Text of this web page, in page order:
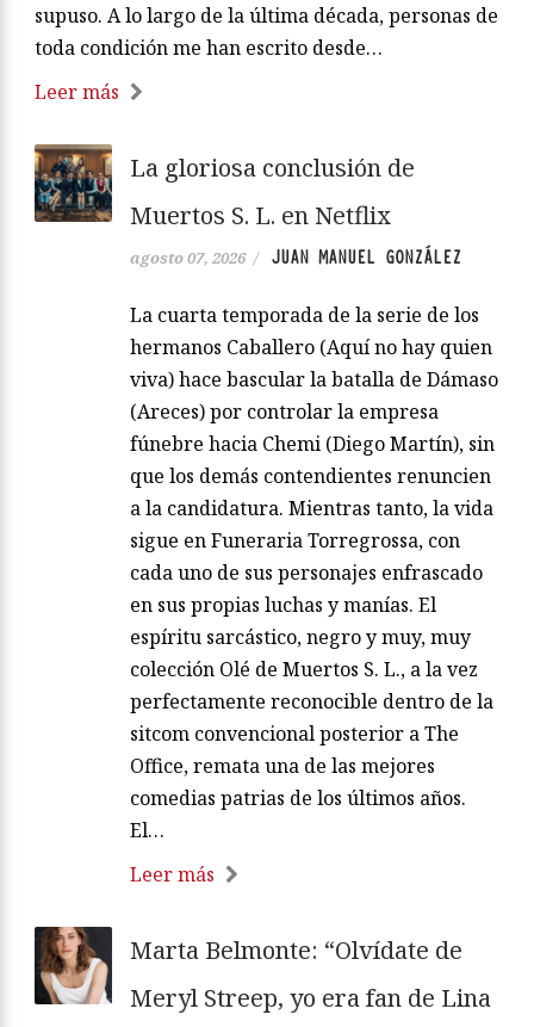
supuso. A lo largo de la última década, personas de
toda condición me han escrito desde…
Leer más
La gloriosa conclusión de
Muertos S. L. en Netflix
agosto 07, 2026 / JUAN MANUEL GONZÁLEZ
La cuarta temporada de la serie de los
hermanos Caballero (Aquí no hay quien
viva) hace bascular la batalla de Dámaso
(Areces) por controlar la empresa
fúnebre hacia Chemi (Diego Martín), sin
que los demás contendientes renuncien
a la candidatura. Mientras tanto, la vida
sigue en Funeraria Torregrossa, con
cada uno de sus personajes enfrascado
en sus propias luchas y manías. El
espíritu sarcástico, negro y muy, muy
colección Olé de Muertos S. L., a la vez
perfectamente reconocible dentro de la
sitcom convencional posterior a The
Office, remata una de las mejores
comedias patrias de los últimos años.
El…
Leer más
Marta Belmonte: “Olvídate de
Meryl Streep, yo era fan de Lina